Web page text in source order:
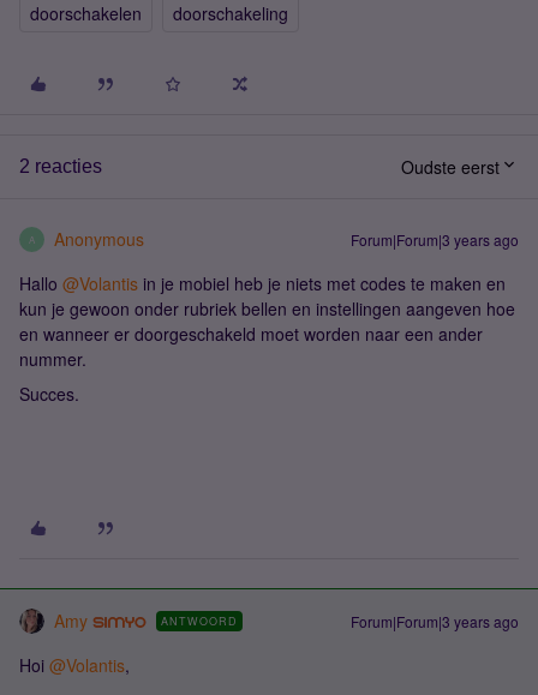
doorschakelen doorschakeling
2 reacties Oudste eerst
A Anonymous Forum|Forum|3 years ago
Hallo @Volantis in je mobiel heb je niets met codes te maken en
kun je gewoon onder rubriek bellen en instellingen aangeven hoe
en wanneer er doorgeschakeld moet worden naar een ander
nummer.
Succes.
Amy ANTWOORD Forum|Forum|3 years ago
Hoi @Volantis,